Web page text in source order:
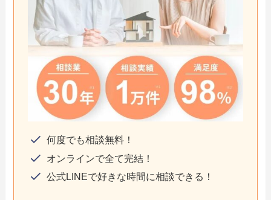
何度でも相談無料！
オンラインで全て完結！
公式LINEで好きな時間に相談できる！